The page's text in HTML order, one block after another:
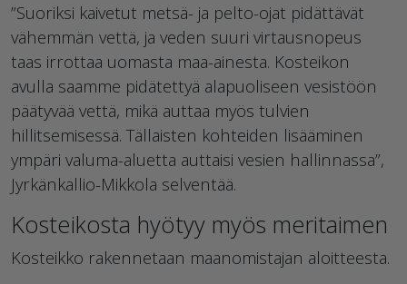
”Suoriksi kaivetut metsä- ja pelto-ojat pidättävät
vähemmän vettä, ja veden suuri virtausnopeus
taas irrottaa uomasta maa-ainesta. Kosteikon
avulla saamme pidätettyä alapuoliseen vesistöön
päätyvää vettä, mikä auttaa myös tulvien
hillitsemisessä. Tällaisten kohteiden lisääminen
ympäri valuma-aluetta auttaisi vesien hallinnassa”,
Jyrkänkallio-Mikkola selventää.
Kosteikosta hyötyy myös meritaimen
Kosteikko rakennetaan maanomistajan aloitteesta.